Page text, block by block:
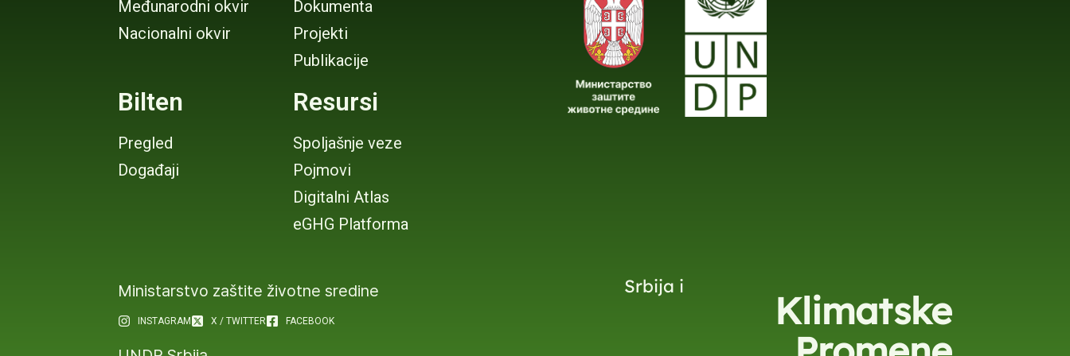
Međunarodni okvir
Nacionalni okvir
Dokumenta
Projekti
Publikacije
Bilten
Pregled
Događaji
Resursi
Spoljašnje veze
Pojmovi
Digitalni Atlas
eGHG Platforma
Ministarstvo zaštite životne sredine
INSTAGRAM X / TWITTER FACEBOOK
Srbija i
Klimatske